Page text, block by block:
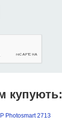
купують:
Photosmart 2713